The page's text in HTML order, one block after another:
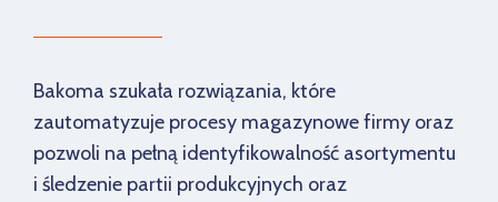
Bakoma szukała rozwiązania, które
zautomatyzuje procesy magazynowe firmy oraz
pozwoli na pełną identyfikowalność asortymentu
i śledzenie partii produkcyjnych oraz